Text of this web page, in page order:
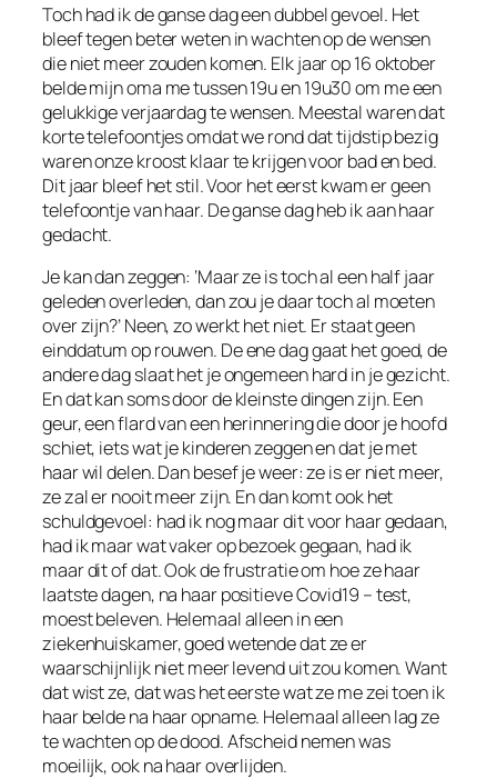
Toch had ik de ganse dag een dubbel gevoel. Het
bleef tegen beter weten in wachten op de wensen
die niet meer zouden komen. Elk jaar op 16 oktober
belde mijn oma me tussen 19u en 19u30 om me een
gelukkige verjaardag te wensen. Meestal waren dat
korte telefoontjes omdat we rond dat tijdstip bezig
waren onze kroost klaar te krijgen voor bad en bed.
Dit jaar bleef het stil. Voor het eerst kwam er geen
telefoontje van haar. De ganse dag heb ik aan haar
gedacht.
Je kan dan zeggen: ‘Maar ze is toch al een half jaar
geleden overleden, dan zou je daar toch al moeten
over zijn?’ Neen, zo werkt het niet. Er staat geen
einddatum op rouwen. De ene dag gaat het goed, de
andere dag slaat het je ongemeen hard in je gezicht.
En dat kan soms door de kleinste dingen zijn. Een
geur, een flard van een herinnering die door je hoofd
schiet, iets wat je kinderen zeggen en dat je met
haar wil delen. Dan besef je weer: ze is er niet meer,
ze zal er nooit meer zijn. En dan komt ook het
schuldgevoel: had ik nog maar dit voor haar gedaan,
had ik maar wat vaker op bezoek gegaan, had ik
maar dit of dat. Ook de frustratie om hoe ze haar
laatste dagen, na haar positieve Covid19 – test,
moest beleven. Helemaal alleen in een
ziekenhuiskamer, goed wetende dat ze er
waarschijnlijk niet meer levend uit zou komen. Want
dat wist ze, dat was het eerste wat ze me zei toen ik
haar belde na haar opname. Helemaal alleen lag ze
te wachten op de dood. Afscheid nemen was
moeilijk, ook na haar overlijden.